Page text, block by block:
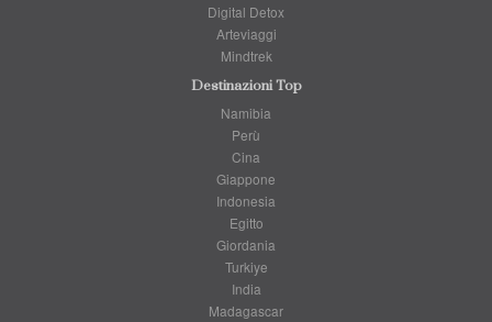
Digital Detox
Arteviaggi
Mindtrek
Destinazioni Top
Namibia
Perù
Cina
Giappone
Indonesia
Egitto
Giordania
Turkiye
India
Madagascar